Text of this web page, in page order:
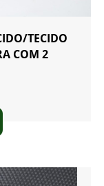
TECIDO
COM 2